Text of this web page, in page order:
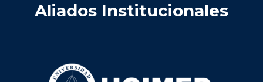
Aliados Institucionales